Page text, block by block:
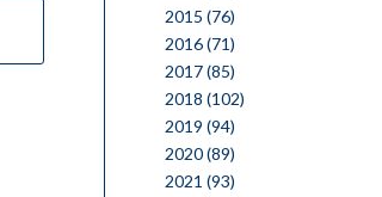
2015 (76)
2016(71)
2017(85)
2018 (102)
2019 (94)
2020(89)
2021 (93)